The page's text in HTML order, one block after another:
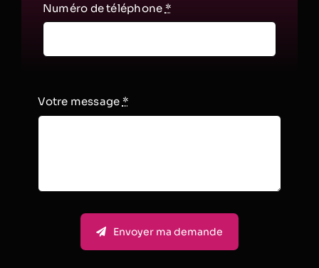
Numéro de téléphone *
Votre message *
Envoyer ma demande